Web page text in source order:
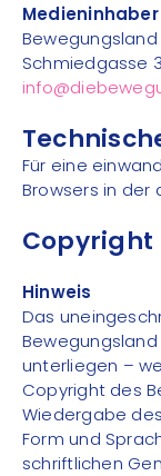
Schmiedgasse
Für eine
Browsers in der
Copyright
Hinweis
Das
unterliegen –
Copyright des
Wiedergabe
Form und
schriftlichen